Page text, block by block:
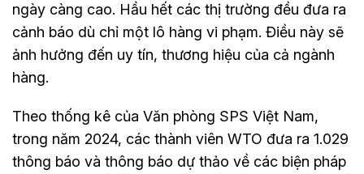
ngày càng cao. Hầu hết các thị trường đều đưa ra
cảnh báo dù chỉ một lô hàng vi phạm. Điều này sẽ
ảnh hưởng đến uy tín, thương hiệu của cả ngành
hàng.
Theo thống kê của Văn phòng SPS Việt Nam,
trong năm 2024, các thành viên WTO đưa ra 1.029
thông báo và thông báo dự thảo về các biện pháp